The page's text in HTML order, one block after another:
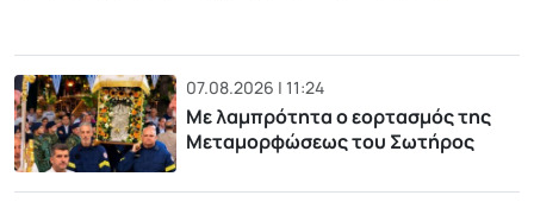
07.08.2026 | 11:24
Με λαμπρότητα ο εορτασμός της
Μεταμορφώσεως του Σωτήρος